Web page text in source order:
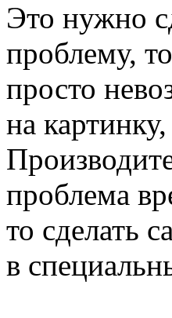
Это нужно
проблему,
просто
на
проблема
то сделать
в